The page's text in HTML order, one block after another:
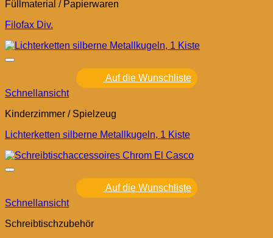
Füllmaterial / Papierwaren
Filofax Div.
Auf die Wunschliste
Schnellansicht
Kinderzimmer / Spielzeug
Lichterketten silberne Metallkugeln, 1 Kiste
Auf die Wunschliste
Schnellansicht
Schreibtischzubehör